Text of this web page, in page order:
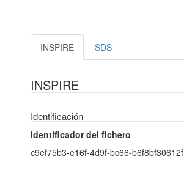
INSPIRE SDS
INSPIRE
Identificación
Identificador del fichero
c9ef75b3-e16f-4d9f-bc66-b6f8bf30612f